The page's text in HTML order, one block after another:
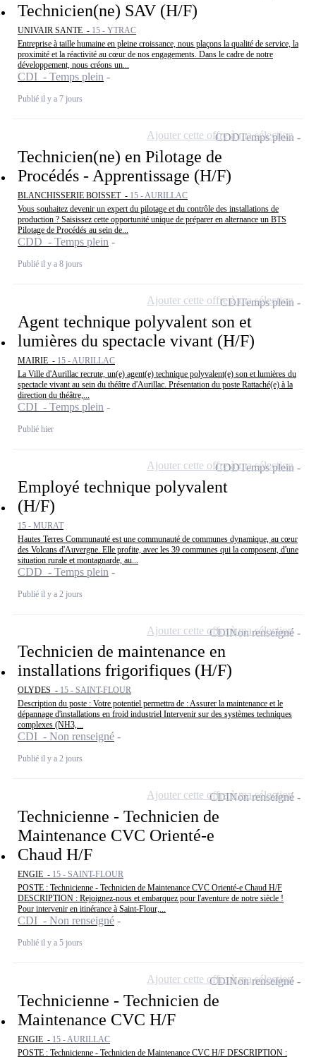
Technicien(ne) SAV (H/F)
UNIVAIR SANTE - 15 - YTRAC
Entreprise à taille humaine en pleine croissance, nous plaçons la qualité de service, la
proximité et la réactivité au cœur de nos engagements. Dans le cadre de notre
développement, nous créons un...
CDI - Temps plein
Publié il y a 7 jours
Technicien(ne) en Pilotage de
Procédés - Apprentissage (H/F)
BLANCHISSERIE BOISSET - 15 - AURILLAC
Vous souhaitez devenir un expert du pilotage et du contrôle des installations de
production ? Saisissez cette opportunité unique de préparer en alternance un BTS
Pilotage de Procédés au sein de...
CDD - Temps plein
Publié il y a 8 jours
CDDTemps plein
Ajouter cette offre à ma sélection
Agent technique polyvalent son et
lumières du spectacle vivant (H/F)
MAIRIE - 15 - AURILLAC
La Ville d'Aurillac recrute, un(e) agent(e) technique polyvalent(e) son et lumières du
spectacle vivant au sein du théâtre d'Aurillac. Présentation du poste Rattaché(e) à la
direction du théâtre,...
CDI - Temps plein
Publié hier
CDITemps plein
Ajouter cette offre à ma sélection
Employé technique polyvalent
(H/F)
15 - MURAT
Hautes Terres Communauté est une communauté de communes dynamique, au cœur
des Volcans d'Auvergne. Elle profite, avec les 39 communes qui la composent, d'une
situation rurale et montagnarde, au...
CDD - Temps plein
Publié il y a 2 jours
CDDTemps plein
Ajouter cette offre à ma sélection
Technicien de maintenance en
installations frigorifiques (H/F)
OLYDES - 15 - SAINT-FLOUR
Description du poste : Votre potentiel permettra de : Assurer la maintenance et le
dépannage d'installations en froid industriel Intervenir sur des systèmes techniques
complexes (NH3,...
CDI - Non renseigné
Publié il y a 2 jours
CDINon renseigné
Ajouter cette offre à ma sélection
Technicienne - Technicien de
Maintenance CVC Orienté-e
Chaud H/F
ENGIE - 15 - SAINT-FLOUR
POSTE : Technicienne - Technicien de Maintenance CVC Orienté-e Chaud H/F
DESCRIPTION : Rejoignez-nous et embarquez pour l'aventure de notre siècle !
Pour intervenir en itinérance à Saint-Flour,...
CDI - Non renseigné
Publié il y a 5 jours
CDINon renseigné
Ajouter cette offre à ma sélection
Technicienne - Technicien de
Maintenance CVC H/F
ENGIE - 15 - AURILLAC
POSTE : Technicienne - Technicien de Maintenance CVC H/F DESCRIPTION :
CDINon renseigné
Ajouter cette offre à ma sélection